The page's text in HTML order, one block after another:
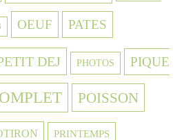
OEUF PATES
DEJ PHOTOS PIQUE
POISSON
PRINTEMPS